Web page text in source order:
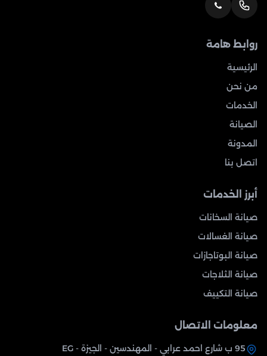
روابط هامة
الرئيسية
من نحن
الخدمات
الصيانة
المدونة
اتصل بنا
أبرز الخدمات
صيانة السخانات
صيانة الغسالات
صيانة البوتاجازات
صيانة الثلاجات
صيانة التكييف
معلومات الاتصال
95 ب شارع احمد عرابي - المهندسين - الجيزة - EG